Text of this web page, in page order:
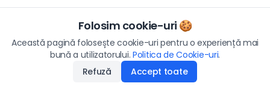
Folosim cookie-uri 🍪
Această pagină folosește cookie-uri pentru o experiență mai
bună a utilizatorului. Politica de Cookie-uri.
Refuză
Accept toate